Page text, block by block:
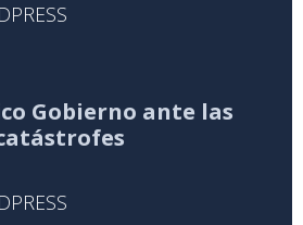
Gobierno ante las